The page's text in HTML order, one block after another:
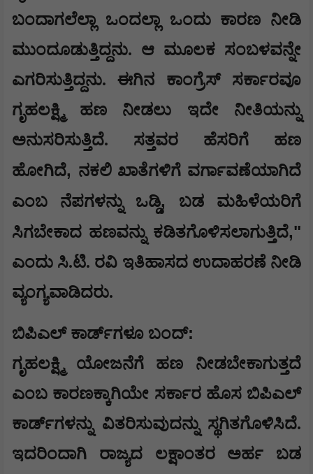
ಬಂದಾಗಲೆಲ್ಲಾ ಒಂದಲ್ಲಾ ಒಂದು ಕಾರಣ ನೀಡಿ
ಮುಂದೂಡುತ್ತಿದ್ದನು. ಆ ಮೂಲಕ ಸಂಬಳವನ್ನೇ
ಎಗರಿಸುತ್ತಿದ್ದನು. ಈಗಿನ ಕಾಂಗ್ರೆಸ್ ಸರ್ಕಾರವೂ
ಗೃಹಲಕ್ಷ್ಮಿ ಹಣ ನೀಡಲು ಇದೇ ನೀತಿಯನ್ನು
ಅನುಸರಿಸುತ್ತಿದೆ. ಸತ್ತವರ ಹೆಸರಿಗೆ ಹಣ
ಹೋಗಿದೆ, ನಕಲಿ ಖಾತೆಗಳಿಗೆ ವರ್ಗಾವಣೆಯಾಗಿದೆ
ಎಂಬ ನೆಪಗಳನ್ನು ಒಡ್ಡಿ, ಬಡ ಮಹಿಳೆಯರಿಗೆ
ಸಿಗಬೇಕಾದ ಹಣವನ್ನು ಕಡಿತಗೊಳಿಸಲಾಗುತ್ತಿದೆ,"
ಎಂದು ಸಿ.ಟಿ. ರವಿ ಇತಿಹಾಸದ ಉದಾಹರಣೆ ನೀಡಿ
ವ್ಯಂಗ್ಯವಾಡಿದರು.
​ಬಿಪಿಎಲ್ ಕಾರ್ಡ್‌ಗಳೂ ಬಂದ್:
​ಗೃಹಲಕ್ಷ್ಮಿ ಯೋಜನೆಗೆ ಹಣ ನೀಡಬೇಕಾಗುತ್ತದೆ
ಎಂಬ ಕಾರಣಕ್ಕಾಗಿಯೇ ಸರ್ಕಾರ ಹೊಸ ಬಿಪಿಎಲ್
ಕಾರ್ಡ್‌ಗಳನ್ನು ವಿತರಿಸುವುದನ್ನು ಸ್ಥಗಿತಗೊಳಿಸಿದೆ.
ಇದರಿಂದಾಗಿ ರಾಜ್ಯದ ಲಕ್ಷಾಂತರ ಅರ್ಹ ಬಡ